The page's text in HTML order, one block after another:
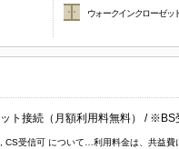
ウォークインクローゼッ
ト接続（月額利用料無料） / ※BS
受信可 について…利用料金は、共益費